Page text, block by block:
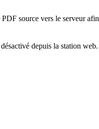
source vers le serveur
depuis la station web.